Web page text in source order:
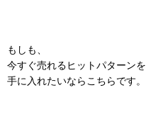
もしも、
今すぐ売れるヒットパターンを
手に入れたいならこちらです。